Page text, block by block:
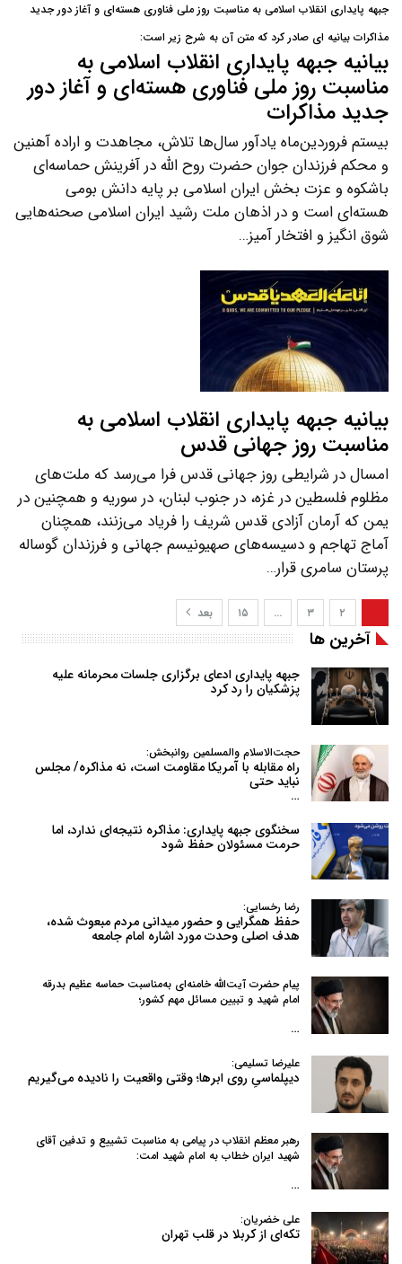
جبهه پایداری انقلاب اسلامی به مناسبت روز ملی فناوری هسته‌ای و آغاز دور جدید
مذاکرات بیانیه ای صادر کرد که متن آن به شرح زیر است:
بیانیه جبهه پایداری انقلاب اسلامی به
مناسبت روز ملی فناوری هسته‌ای و آغاز دور
جدید مذاکرات
بیستم فروردین‌ماه یادآور سال‌ها تلاش، مجاهدت و اراده آهنین
و محکم فرزندان جوان حضرت روح الله در آفرینش حماسه‌ای
باشکوه و عزت بخش ایران اسلامی بر پایه دانش بومی
هسته‌ای است و در اذهان ملت رشید ایران اسلامی صحنه‌هایی
شوق انگیز و افتخار آمیز…
بیانیه جبهه پایداری انقلاب اسلامی به
مناسبت روز جهانی قدس
امسال در شرایطی روز جهانی قدس فرا‌ می‌رسد که ملت‌های
مظلوم فلسطین در غزه، در جنوب لبنان، در سوریه و همچنین در
یمن که آرمان آزادی قدس شریف را فریاد می‌زنند، همچنان
آماج تهاجم و دسیسه‌های صهیونیسم جهانی و فرزندان گوساله
پرستان سامری قرار…
۲ ۳ … ۱۵ بعد
آخرین ها
جبهه پایداری ادعای برگزاری جلسات محرمانه علیه
پزشکیان را رد کرد
حجت‌الاسلام والمسلمین روانبخش:
راه مقابله با آمریکا مقاومت است، نه مذاکره/ مجلس
نباید حتی
…
سخنگوی جبهه پایداری: مذاکره نتیجه‌ای ندارد، اما
حرمت مسئولان حفظ شود
رضا رخسایی:
حفظ همگرایی و حضور میدانی مردم مبعوث شده،
هدف اصلی وحدت مورد اشاره امام جامعه
پیام حضرت آیت‌الله خامنه‌ای به‌مناسبت حماسه عظیم بدرقه
امام شهید و تبیین مسائل مهم کشور؛
…
علیرضا تسلیمی:
دیپلماسیِ روی ابرها؛ وقتی واقعیت را نادیده می‌گیریم
رهبر معظم انقلاب در پیامی به‌ مناسبت تشییع و تدفین آقای
شهید ایران خطاب به امام شهید امت:
…
علی خضریان:
تکه‌ای از کربلا در قلب تهران